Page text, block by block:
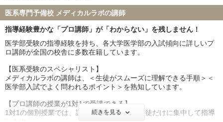
岐阜大学 6名
鹿児島大学 1名
山口大学 4名
愛媛大学 6名
福井大学 6名
宮崎大学 5名
札幌医科大学 4名
鳥取大学 5名
徳島大学 7名
山形大学 5名
福島県立医科大学 3名
島根大学 5名
佐賀大学 1名
医系専門予備校 メディカルラボの講師
指導経験豊かな「プロ講師」が「わからない」を残しません！
医学部受験の指導経験を持ち、各大学医学部の入試傾向に詳しいプ
ロ講師が全国の校舎に多数在籍しています。
【医系受験のスペシャリスト】
メディカルラボの講師は、＜生徒がスムーズに理解できる手順＞＜
医学部入試でよく問われるポイント＞を熟知しています。
【プロ講師の授業が1対1で受講できる】
1対1の個別授業では、講師は目の前にいる生徒だけに集中して指導
続きを見る